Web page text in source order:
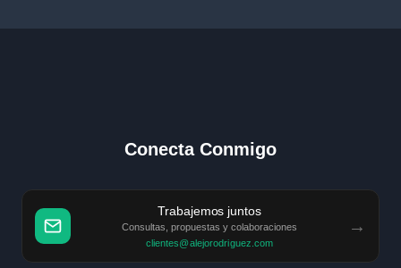
Conecta Conmigo
Trabajemos juntos
Consultas, propuestas y colaboraciones
clientes@alejorodriguez.com
→